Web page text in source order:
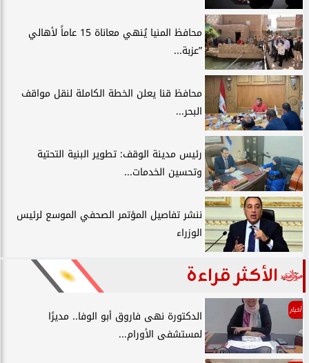
محافظ المنيا يُنهي معاناة 15 عاماً لأهالي
”عزبة...
محافظ قنا يعلن الخطة الكاملة لنقل مواقف
البحر...
رئيس مدينة الوقف: تطوير البنية التحتية
وتحسين الخدمات...
ننشر تفاصيل المؤتمر الصحفي الموسع لرئيس
الوزراء
الأكثر قراءة
أخبار
الدكتورة نهى فاروق أبو الوفا.. مديرًا
لمستشفى الأورام...